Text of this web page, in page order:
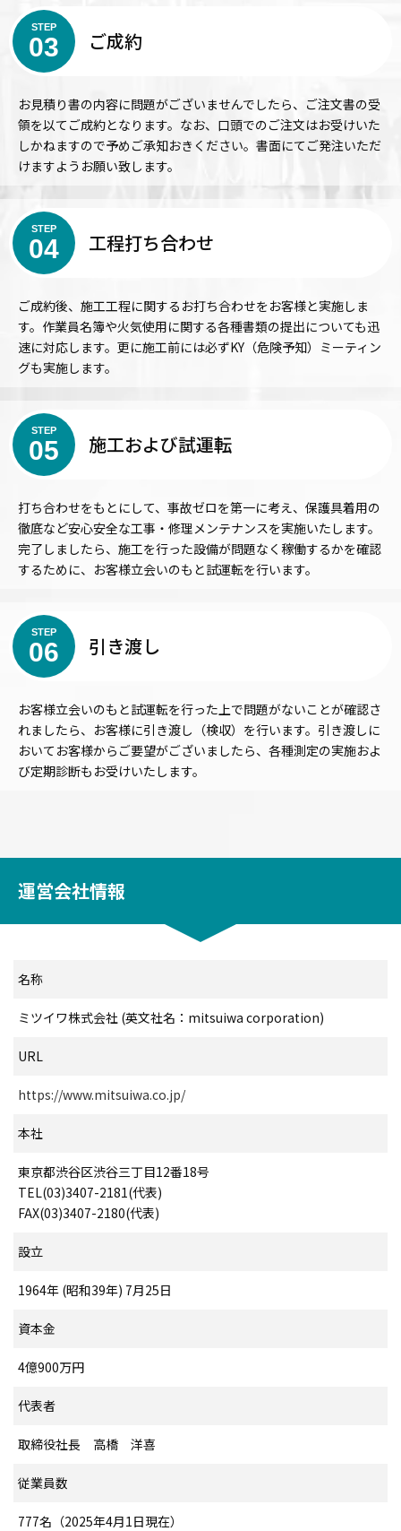
STEP
03 ご成約
お見積り書の内容に問題がございませんでしたら、ご注文書の受
領を以てご成約となります。なお、口頭でのご注文はお受けいた
しかねますので予めご承知おきください。書面にてご発注いただ
けますようお願い致します。
STEP
04 工程打ち合わせ
ご成約後、施工工程に関するお打ち合わせをお客様と実施しま
す。作業員名簿や火気使用に関する各種書類の提出についても迅
速に対応します。更に施工前には必ずKY（危険予知）ミーティン
グも実施します。
STEP
05 施工および試運転
打ち合わせをもとにして、事故ゼロを第一に考え、保護具着用の
徹底など安心安全な工事・修理メンテナンスを実施いたします。
完了しましたら、施工を行った設備が問題なく稼働するかを確認
するために、お客様立会いのもと試運転を行います。
STEP
06 引き渡し
お客様立会いのもと試運転を行った上で問題がないことが確認さ
れましたら、お客様に引き渡し（検収）を行います。引き渡しに
おいてお客様からご要望がございましたら、各種測定の実施およ
び定期診断もお受けいたします。
運営会社情報
名称
ミツイワ株式会社 (英文社名：mitsuiwa corporation)
URL
https://www.mitsuiwa.co.jp/
本社
東京都渋谷区渋谷三丁目12番18号
TEL(03)3407-2181(代表)
FAX(03)3407-2180(代表)
設立
1964年 (昭和39年) 7月25日
資本金
4億900万円
代表者
取締役社長 高橋 洋喜
従業員数
777名（2025年4月1日現在）